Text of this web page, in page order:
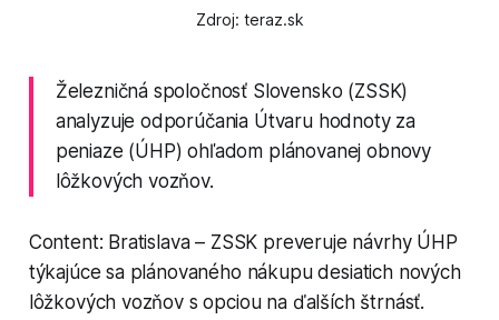
Zdroj: teraz.sk
Železničná spoločnosť Slovensko (ZSSK)
analyzuje odporúčania Útvaru hodnoty za
peniaze (ÚHP) ohľadom plánovanej obnovy
lôžkových vozňov.
Content: Bratislava – ZSSK preveruje návrhy ÚHP
týkajúce sa plánovaného nákupu desiatich nových
lôžkových vozňov s opciou na ďalších štrnásť.